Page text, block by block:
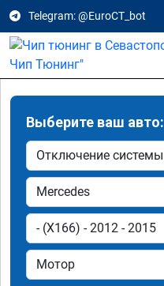
Telegram: @EuroCT_bot
Выберите ваш авто: